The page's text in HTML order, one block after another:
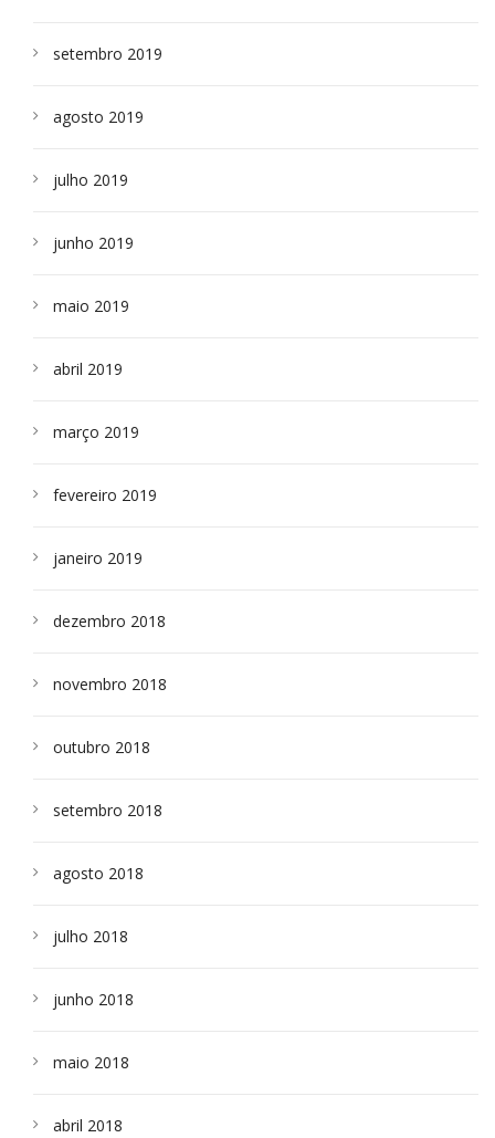
setembro 2019
agosto 2019
julho 2019
junho 2019
maio 2019
abril 2019
março 2019
fevereiro 2019
janeiro 2019
dezembro 2018
novembro 2018
outubro 2018
setembro 2018
agosto 2018
julho 2018
junho 2018
maio 2018
abril 2018